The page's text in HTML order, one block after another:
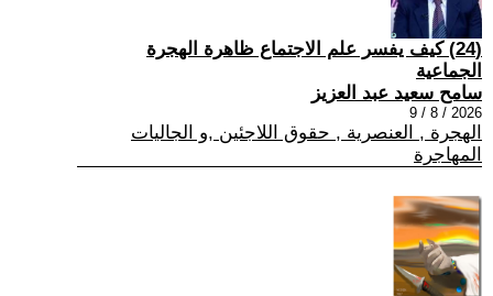
(24) كيف يفسر علم الاجتماع ظاهرة الهجرة
الجماعية
سامح سعيد عبد العزيز
2026 / 8 / 9
الهجرة , العنصرية , حقوق اللاجئين ,و الجاليات
المهاجرة